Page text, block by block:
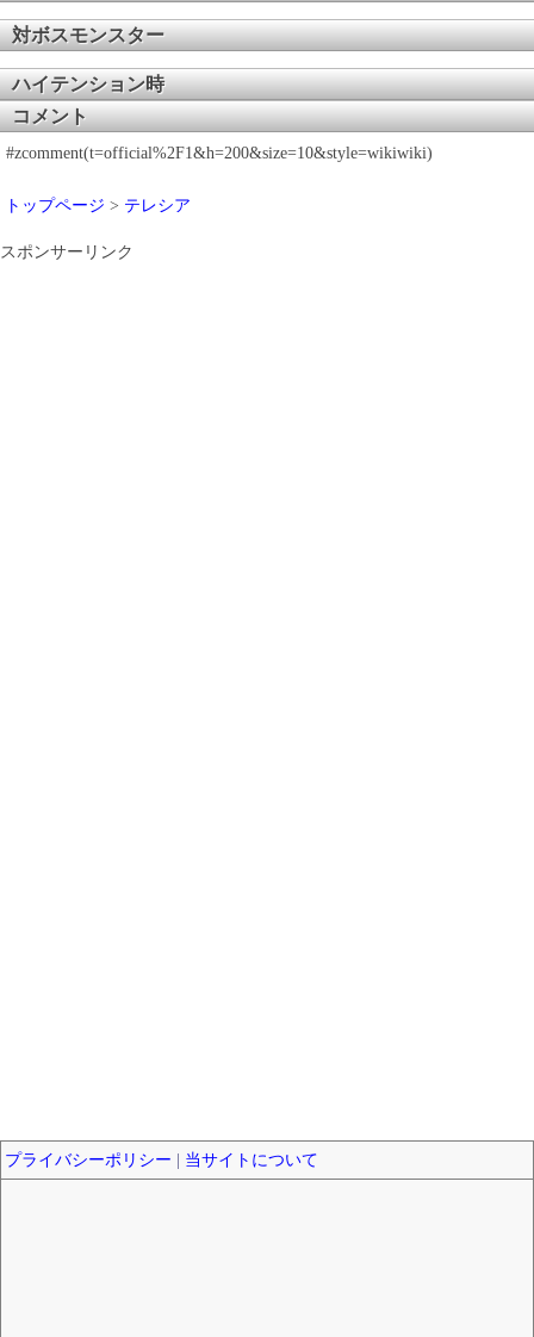
対ボスモンスター
ハイテンション時
コメント
#zcomment(t=official%2F1&h=200&size=10&style=wikiwiki)
トップページ > テレシア
スポンサーリンク
プライバシーポリシー 当サイトについて